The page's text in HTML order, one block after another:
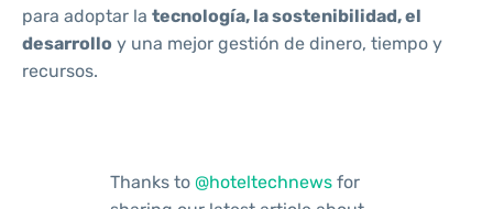
para adoptar la tecnología, la sostenibilidad, el
desarrollo y una mejor gestión de dinero, tiempo y
recursos.
Thanks to @hoteltechnews for